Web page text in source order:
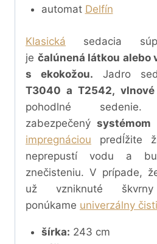
automat Delfín
Klasická
sedacia
je čalúnená látkou alebo
s ekokožou.
Jadro
T3040 a T2542,
pohodlné
zabezpečený systémom
impregnáciou predĺžite
neprepustí vodu a
znečisteniu. V prípade,
už vzniknuté
ponúkame univerzálny
šírka: 243 cm